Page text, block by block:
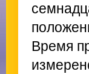
Время